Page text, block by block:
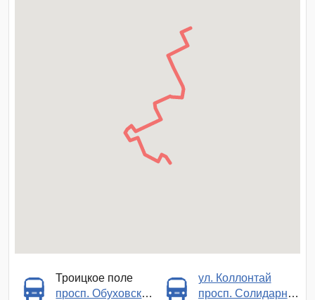
Троицкое поле
просп. Обуховской Обороны
ул. Коллонтай
просп. Солидарности